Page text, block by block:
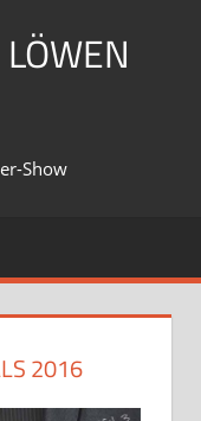
Show
2016